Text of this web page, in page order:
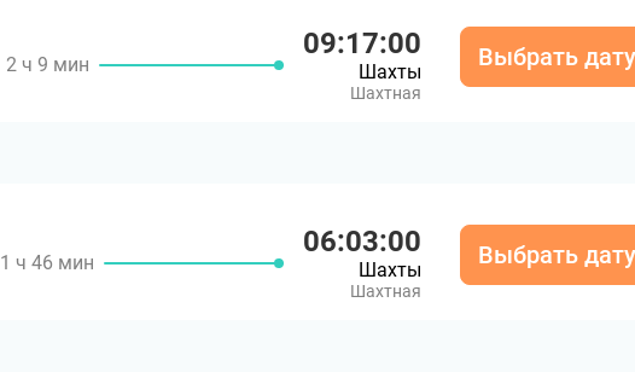
2 ч 9 мин
09:17:00
Шахты
Шахтная
Выбрать дату
1 ч 46 мин
06:03:00
Шахты
Шахтная
Выбрать дату